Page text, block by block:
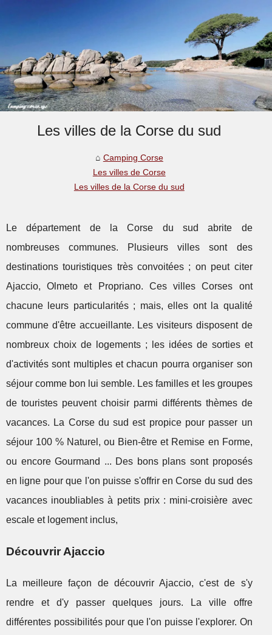
Les villes de la Corse du sud
Camping Corse
Les villes de Corse
Les villes de la Corse du sud
Le département de la Corse du sud abrite de
nombreuses communes. Plusieurs villes sont des
destinations touristiques très convoitées ; on peut citer
Ajaccio, Olmeto et Propriano. Ces villes Corses ont
chacune leurs particularités ; mais, elles ont la qualité
commune d'être accueillante. Les visiteurs disposent de
nombreux choix de logements ; les idées de sorties et
d'activités sont multiples et chacun pourra organiser son
séjour comme bon lui semble. Les familles et les groupes
de touristes peuvent choisir parmi différents thèmes de
vacances. La Corse du sud est propice pour passer un
séjour 100 % Naturel, ou Bien-être et Remise en Forme,
ou encore Gourmand ... Des bons plans sont proposés
en ligne pour que l'on puisse s'offrir en Corse du sud des
vacances inoubliables à petits prix : mini-croisière avec
escale et logement inclus,
Découvrir Ajaccio
La meilleure façon de découvrir Ajaccio, c'est de s'y
rendre et d'y passer quelques jours. La ville offre
différentes possibilités pour que l'on puisse l'explorer. On